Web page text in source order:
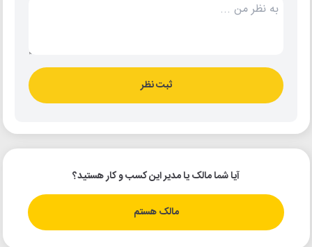
ثبت نظر
آیا شما مالک یا مدیر این کسب و کار هستید؟
مالک هستم